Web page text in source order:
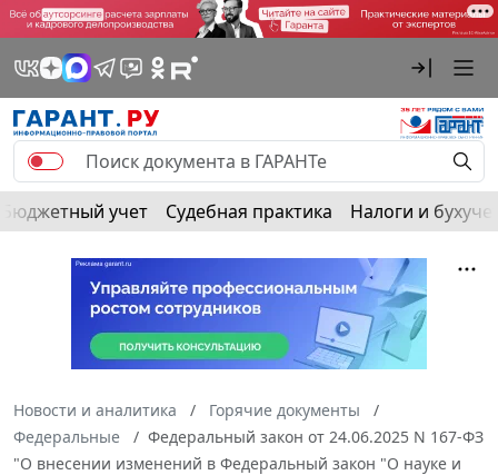
Бюджетный учет Судебная практика Налоги и
Новости и аналитика
Горячие документы
Федеральные
Федеральный закон от 24.06.2025 N 167-ФЗ
"О внесении изменений в Федеральный закон "О науке и